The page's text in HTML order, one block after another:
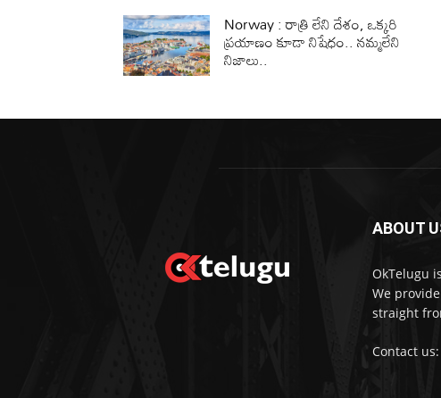
Norway : రాత్రి లేని దేశం, ఒక్కరి
ప్రయాణం కూడా నిషేధం.. నమ్మలేని
నిజాలు..
ABOUT
OkTelugu
We
straight
Contact us: